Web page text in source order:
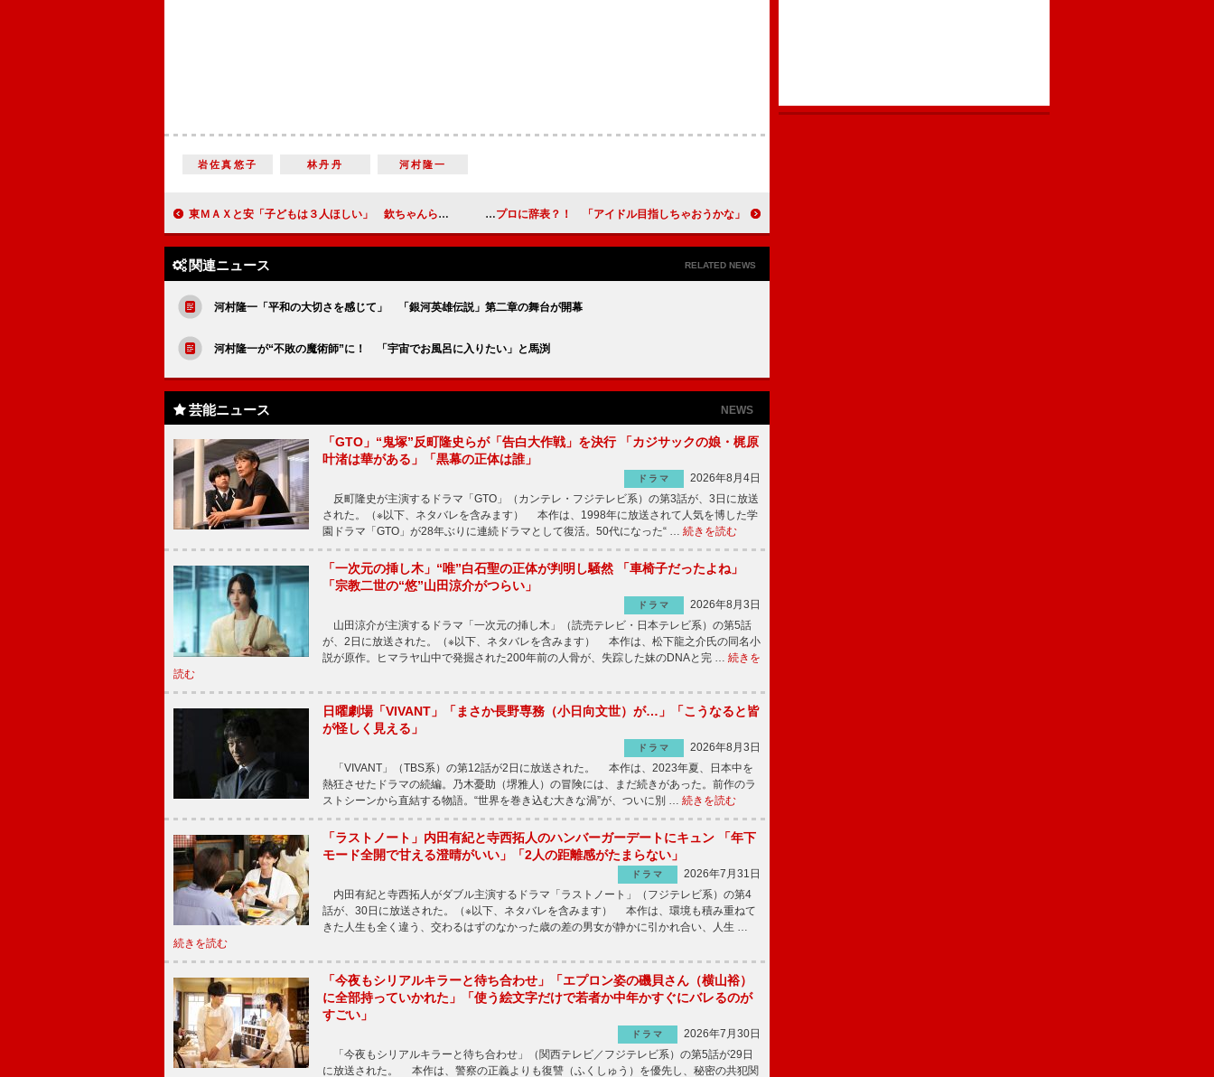
岩佐真悠子 林丹丹 河村隆一
東ＭＡＸと安「子どもは３人ほしい」 欽ちゃんらが「癒やし婚」を祝福 舘ひろし、石原プロに辞表？！ 「アイドル目指しちゃおうかな」
関連ニュース RELATED NEWS
河村隆一「平和の大切さを感じて」 「銀河英雄伝説」第二章の舞台が開幕
河村隆一が“不敗の魔術師”に！ 「宇宙でお風呂に入りたい」と馬渕
芸能ニュース NEWS
「GTO」“鬼塚”反町隆史らが「告白大作戦」を決行 「カジサックの娘・梶原
叶渚は華がある」「黒幕の正体は誰」
ドラマ
2026年8月4日
反町隆史が主演するドラマ「GTO」（カンテレ・フジテレビ系）の第3話が、3日に放送
された。（※以下、ネタバレを含みます） 本作は、1998年に放送されて人気を博した学
園ドラマ「GTO」が28年ぶりに連続ドラマとして復活。50代になった“ … 続きを読む
「一次元の挿し木」“唯”白石聖の正体が判明し騒然 「車椅子だったよね」
「宗教二世の“悠”山田涼介がつらい」
ドラマ
2026年8月3日
山田涼介が主演するドラマ「一次元の挿し木」（読売テレビ・日本テレビ系）の第5話
が、2日に放送された。（※以下、ネタバレを含みます） 本作は、松下龍之介氏の同名小
説が原作。ヒマラヤ山中で発掘された200年前の人骨が、失踪した妹のDNAと完 … 続きを
読む
日曜劇場「VIVANT」「まさか長野専務（小日向文世）が…」「こうなると皆
が怪しく見える」
ドラマ
2026年8月3日
「VIVANT」（TBS系）の第12話が2日に放送された。 本作は、2023年夏、日本中を
熱狂させたドラマの続編。乃木憂助（堺雅人）の冒険には、まだ続きがあった。前作のラ
ストシーンから直結する物語。“世界を巻き込む大きな渦”が、ついに別 … 続きを読む
「ラストノート」内田有紀と寺西拓人のハンバーガーデートにキュン 「年下
モード全開で甘える澄晴がいい」「2人の距離感がたまらない」
ドラマ
2026年7月31日
内田有紀と寺西拓人がダブル主演するドラマ「ラストノート」（フジテレビ系）の第4
話が、30日に放送された。（※以下、ネタバレを含みます） 本作は、環境も積み重ねて
きた人生も全く違う、交わるはずのなかった歳の差の男女が静かに引かれ合い、人生 …
続きを読む
「今夜もシリアルキラーと待ち合わせ」「エプロン姿の磯貝さん（横山裕）
に全部持っていかれた」「使う絵文字だけで若者か中年かすぐにバレるのが
すごい」
ドラマ
2026年7月30日
「今夜もシリアルキラーと待ち合わせ」（関西テレビ／フジテレビ系）の第5話が29日
に放送された。 本作は、警察の正義よりも復讐（ふくしゅう）を優先し、秘密の共犯関